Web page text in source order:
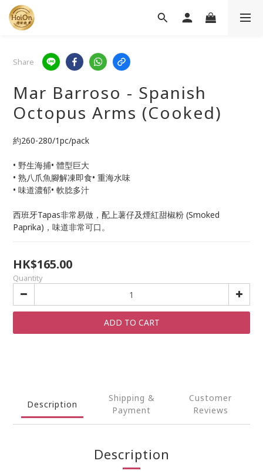
Share
Mar Barroso - Spanish
Octopus Arms (Cooked)
約260-280/1pc/pack
• 野生海捕• 體型巨大
• 熟八爪魚腳解凍即食• 重海水味
• 味道濃郁• 軟腍多汁
西班牙Tapas非常易做，配上薯仔及煙紅甜椒粉 (Smoked
Paprika)，味道非常可口。
HK$165.00
Quantity
ADD TO CART
Description
Shipping &
Payment
Customer
Reviews
Description